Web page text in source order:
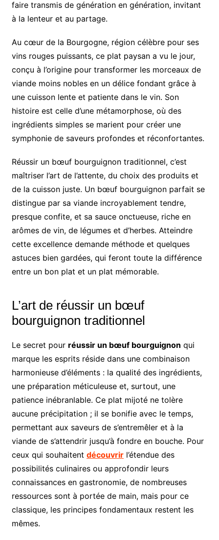
faire transmis de génération en génération, invitant
à la lenteur et au partage.
Au cœur de la Bourgogne, région célèbre pour ses
vins rouges puissants, ce plat paysan a vu le jour,
conçu à l’origine pour transformer les morceaux de
viande moins nobles en un délice fondant grâce à
une cuisson lente et patiente dans le vin. Son
histoire est celle d’une métamorphose, où des
ingrédients simples se marient pour créer une
symphonie de saveurs profondes et réconfortantes.
Réussir un bœuf bourguignon traditionnel, c’est
maîtriser l’art de l’attente, du choix des produits et
de la cuisson juste. Un bœuf bourguignon parfait se
distingue par sa viande incroyablement tendre,
presque confite, et sa sauce onctueuse, riche en
arômes de vin, de légumes et d’herbes. Atteindre
cette excellence demande méthode et quelques
astuces bien gardées, qui feront toute la différence
entre un bon plat et un plat mémorable.
L’art de réussir un bœuf
bourguignon traditionnel
Le secret pour réussir un bœuf bourguignon qui
marque les esprits réside dans une combinaison
harmonieuse d’éléments : la qualité des ingrédients,
une préparation méticuleuse et, surtout, une
patience inébranlable. Ce plat mijoté ne tolère
aucune précipitation ; il se bonifie avec le temps,
permettant aux saveurs de s’entremêler et à la
viande de s’attendrir jusqu’à fondre en bouche. Pour
ceux qui souhaitent découvrirl’étendue des
possibilités culinaires ou approfondir leurs
connaissances en gastronomie, de nombreuses
ressources sont à portée de main, mais pour ce
classique, les principes fondamentaux restent les
mêmes.